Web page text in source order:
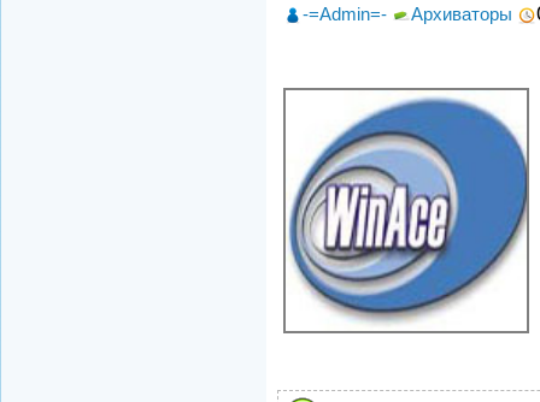
-=Admin=- Архиваторы